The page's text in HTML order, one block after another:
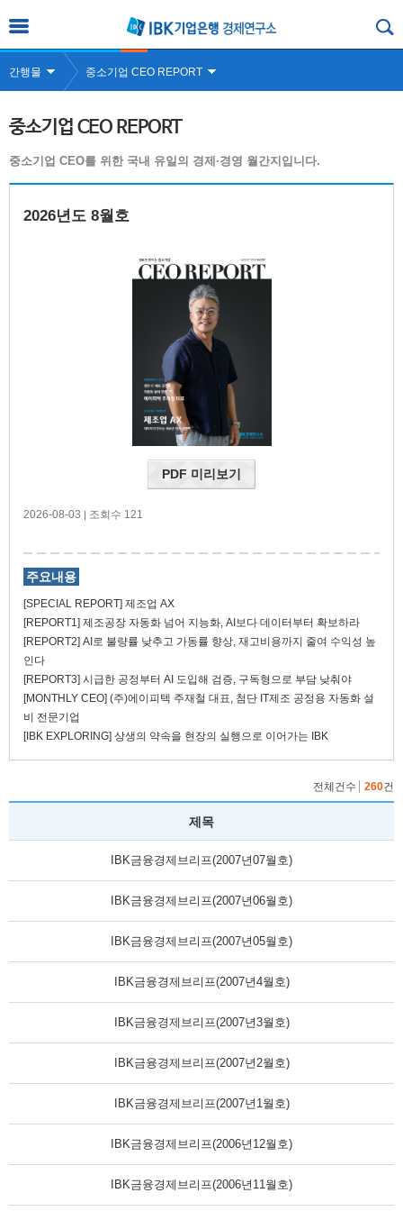
간행물 중소기업 CEO REPORT
중소기업 CEO REPORT
중소기업 CEO를 위한 국내 유일의 경제·경영 월간지입니다.
PDF 미리보기
2026년도 8월호
주요내용
[SPECIAL REPORT] 제조업 AX
[REPORT1] 제조공장 자동화 넘어 지능화, AI보다 데이터부터 확보하라
[REPORT2] AI로 불량률 낮추고 가동률 향상, 재고비용까지 줄여 수익성 높
인다
[REPORT3] 시급한 공정부터 AI 도입해 검증, 구독형으로 부담 낮춰야
[MONTHLY CEO] (주)에이피텍 주재철 대표, 첨단 IT제조 공정용 자동화 설
비 전문기업
[IBK EXPLORING] 상생의 약속을 현장의 실행으로 이어가는 IBK
2026-08-03 | 조회수 121
전체건수 260건
제목
IBK금융경제브리프(2007년07월호)
IBK금융경제브리프(2007년06월호)
IBK금융경제브리프(2007년05월호)
IBK금융경제브리프(2007년4월호)
IBK금융경제브리프(2007년3월호)
IBK금융경제브리프(2007년2월호)
IBK금융경제브리프(2007년1월호)
IBK금융경제브리프(2006년12월호)
IBK금융경제브리프(2006년11월호)